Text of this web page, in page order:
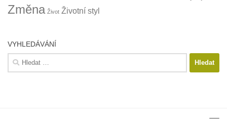
Změna Život Životní styl
VYHLEDÁVÁNÍ
Vyhledávání